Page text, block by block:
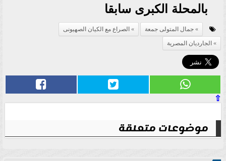
بالمحلة الكبرى سابقا
جمال المتولى جمعة
الصراع مع الكيان الصهيونى
الجارديان المصرية
⇧
موضوعات متعلقة